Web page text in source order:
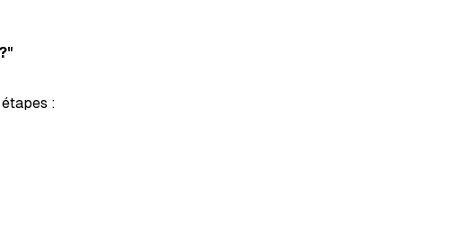
: